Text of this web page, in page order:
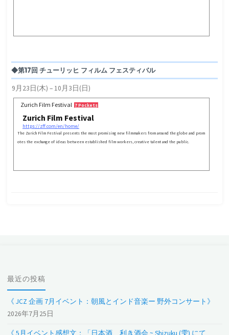
◆第17回 チューリッヒ フィルム フェスティバル
9月23日(木) – 10月3日(日)
Zurich Film Festival 7 Pockets
Zurich Film Festival
https://zff.com/en/home/
The Zurich Film Festival presents the most promising new filmmakers from around the globe and prom
otes the exchange of ideas between established film workers, creative talent and the public.
最近の投稿
《 JCZ 企画 7月イベント：朝風とインド音楽ー 野外コンサート》
2026年7月25日